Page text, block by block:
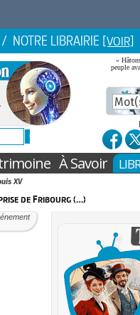
/ NOTRE LIBRAIRIE [VOIR]
«
peuple
À Savoir
XV
de Fribourg (…)